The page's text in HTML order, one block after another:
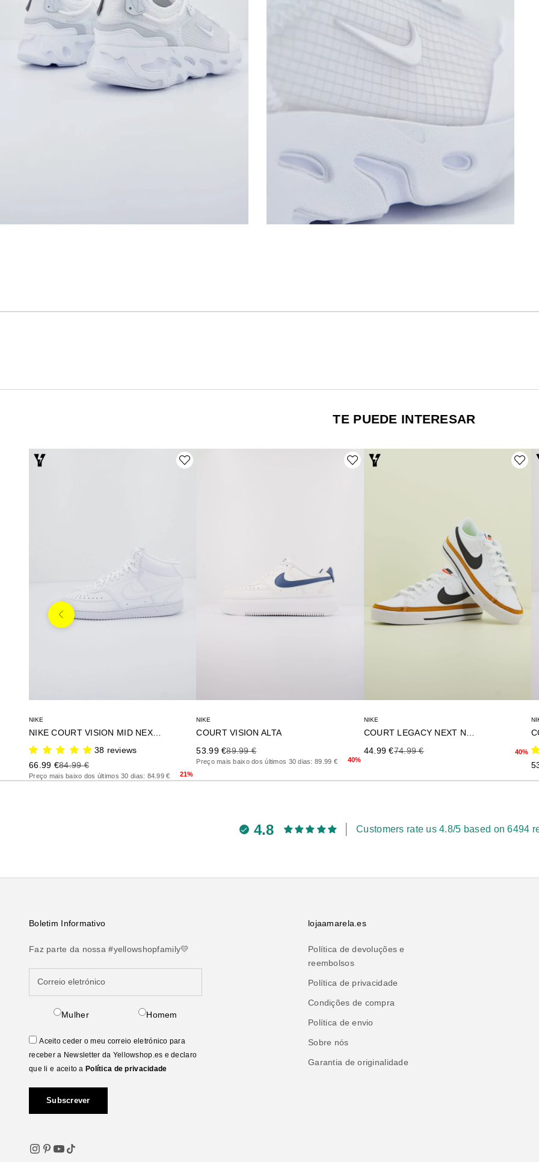
TE PUEDE INTERESAR
NIKE
38 reviews
Precio de oferta
66.99 €Precio anterior
84.99 €
Preço mais baixo dos últimos 30 dias: 84.99 € 21%
NIKE
COURT VISION ALTA
Precio de oferta
53.99 €Precio anterior
89.99 €
Preço mais baixo dos últimos 30 dias: 89.99 € 40%
NIKE
Precio de oferta
44.99 €Precio anterior
74.99 € 40%
Anterior
4.8 Customers rate us 4.8/5 based on 6494
Boletim Informativo
Faz parte da nossa #yellowshopfamily💛
Mulher Homem
Aceito ceder o meu correio eletrónico para
receber a Newsletter da Yellowshop.es e declaro
que li e aceito aPolítica de privacidade
Subscrever
lojaamarela.es
Política de devoluções e
reembolsos
Política de privacidade
Condições de compra
Política de envio
Sobre nós
Garantia de originalidade